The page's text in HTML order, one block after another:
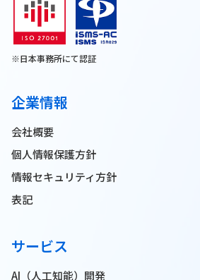
※日本事務所にて認証
企業情報
会社概要
個人情報保護方針
情報セキュリティ方針
表記
サービス
AI（人工知能）開発